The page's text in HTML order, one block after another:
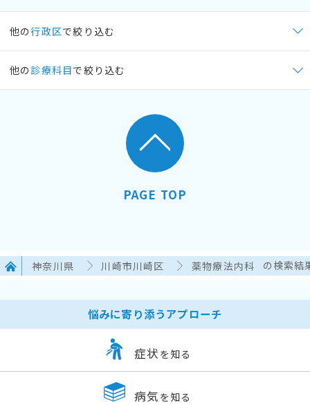
他の行政区で絞り込む
他の 診療科目で絞り込む
PAGE TOP
神奈川県 川崎市川崎区 薬物療法内科 の検索結
悩みに寄り添うアプローチ
症状 を知る
病気 を知る